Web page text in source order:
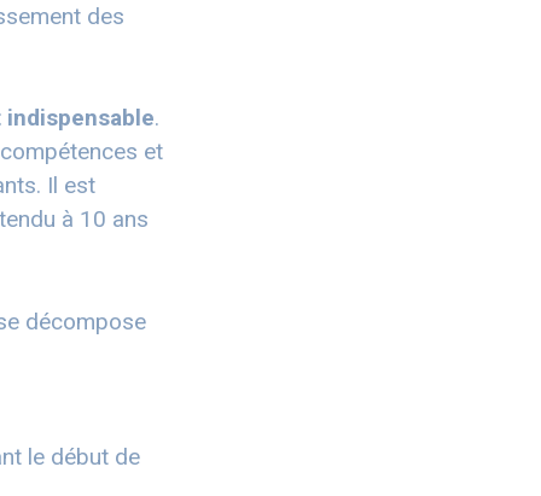
des
.
et
Il est
à 10 ans
décompose
le début de